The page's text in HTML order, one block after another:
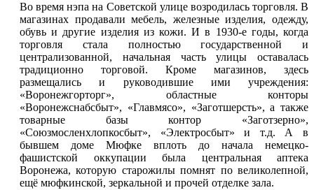
Во время нэпа на Советской улице возродилась торговля. В
магазинах продавали мебель, железные изделия, одежду,
обувь и другие изделия из кожи. И в 1930-е годы, когда
торговля стала полностью государственной и
централизованной, начальная часть улицы оставалась
традиционно торговой. Кроме магазинов, здесь
размещались и руководившие ими учреждения:
«Воронежгорторг», областные конторы
«Воронежснабсбыт», «Главмясо», «Заготшерсть», а также
товарные базы контор «Заготзерно»,
«Союзмосленхлопкосбыт», «Электросбыт» и т.д. А в
бывшем доме Мюфке вплоть до начала немецко-
фашистской оккупации была центральная аптека
Воронежа, которую старожилы помнят по великолепной,
ещё мюфкинской, зеркальной и прочей отделке зала.